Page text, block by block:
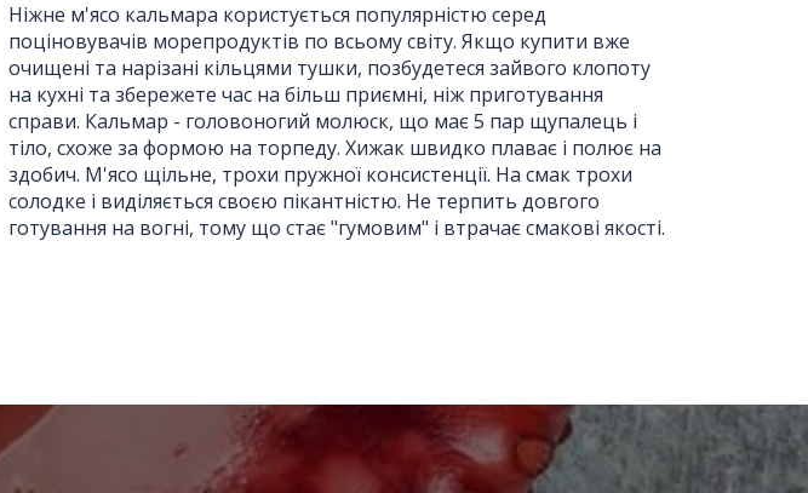
Ніжне м'ясо кальмара користується популярністю серед
поціновувачів морепродуктів по всьому світу. Якщо купити вже
очищені та нарізані кільцями тушки, позбудетеся зайвого клопоту
на кухні та збережете час на більш приємні, ніж приготування
справи. Кальмар - головоногий молюск, що має 5 пар щупалець і
тіло, схоже за формою на торпеду. Хижак швидко плаває і полює на
здобич. М'ясо щільне, трохи пружної консистенції. На смак трохи
солодке і виділяється своєю пікантністю. Не терпить довгого
готування на вогні, тому що стає "гумовим" і втрачає смакові якості.
3 до 25 символів!
*: